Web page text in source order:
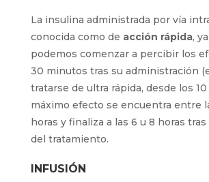
La insulina administrada por vía
conocida como de acción rápida,
podemos comenzar a percibir los
30 minutos tras su administración
tratarse de ultra rápida, desde los
máximo efecto se encuentra entre
horas y finaliza a las 6 u 8 horas
del tratamiento.
INFUSIÓN